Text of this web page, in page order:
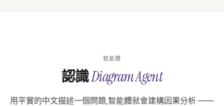
智能體
認識Diagram Agent
用平實的中文描述一個問題,智能體就會建構因果分析 ——